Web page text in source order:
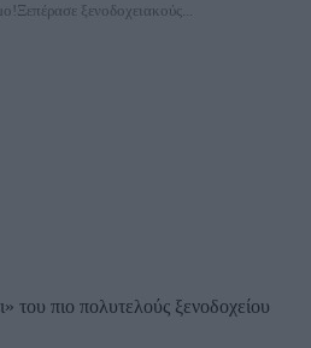
ξενοδοχειακούς...
του πιο πολυτελούς ξενοδοχείου